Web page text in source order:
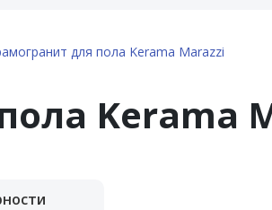
для пола Kerama Marazzi
Kerama